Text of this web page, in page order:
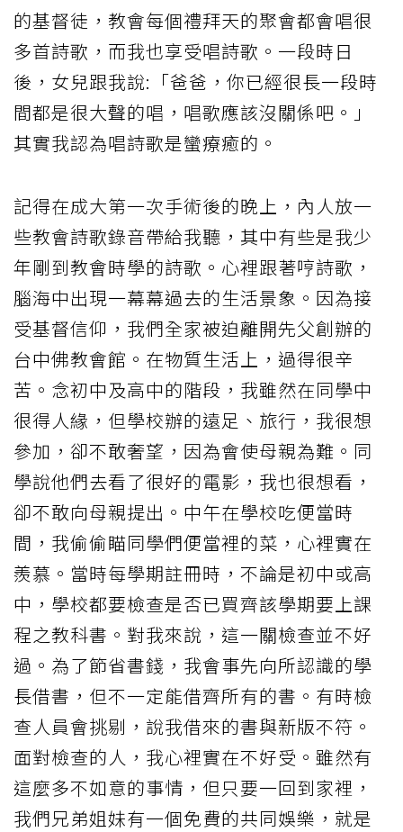
的基督徒，教會每個禮拜天的聚會都會唱很
多首詩歌，而我也享受唱詩歌。一段時日
後，女兒跟我說:「爸爸，你已經很長一段時
間都是很大聲的唱，唱歌應該沒關係吧。」
其實我認為唱詩歌是蠻療癒的。
記得在成大第一次手術後的晚上，內人放一
些教會詩歌錄音帶給我聽，其中有些是我少
年剛到教會時學的詩歌。心裡跟著哼詩歌，
腦海中出現一幕幕過去的生活景象。因為接
受基督信仰，我們全家被迫離開先父創辦的
台中佛教會館。在物質生活上，過得很辛
苦。念初中及高中的階段，我雖然在同學中
很得人緣，但學校辦的遠足、旅行，我很想
參加，卻不敢奢望，因為會使母親為難。同
學說他們去看了很好的電影，我也很想看，
卻不敢向母親提出。中午在學校吃便當時
間，我偷偷瞄同學們便當裡的菜，心裡實在
羨慕。當時每學期註冊時，不論是初中或高
中，學校都要檢查是否已買齊該學期要上課
程之教科書。對我來說，這一關檢查並不好
過。為了節省書錢，我會事先向所認識的學
長借書，但不一定能借齊所有的書。有時檢
查人員會挑剔，說我借來的書與新版不符。
面對檢查的人，我心裡實在不好受。雖然有
這麼多不如意的事情，但只要一回到家裡，
我們兄弟姐妹有一個免費的共同娛樂，就是